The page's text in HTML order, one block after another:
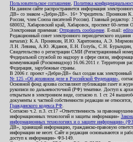
Пользовательское соглашение Политика
На данном сайте распространяется информация
ДВ» со знаком «Дебри-ДВ». 16+ Учредитель: Пронякин
России, член Союза писателей России). Главный
680032, Хабаровский край, Хабаровск, проспект 60-летия
Электронная приемная: Отправить сообщение . E-mail:
Редакционный совет электронного периодического
началах): К.А. Пронякин, И.Ю. Харитонова, А.Э.
Л.Н. Левина, А.Ю. Жданов, Е.Н. Голубь, С.Н.
Свидетельство о регистрации СМИ (Регистрационный
Федеральной службой по надзору в сфере связи,
коммуникаций (Роскомнадзор) 16.06.2011 г. Территория
Федерация, зарубежные страны.
В 2006 г. проект «Дебри-ДВ» был создан как электронный
№ 125 «Об архивном деле в Российской Федерации» ,
Основной фонд архива составляют публикации газет и
рукописи по дальневосточной (РФ) тематике. Доступ к
открытым в электронном виде, согласно п. 1 ст. 24
документы к частной собственности редакции не
Гражданского кодекса РФ
Согласно ч.2. п.3. ст.17 «Ответственность за
информационных технологий и защиты информации»
информационных технологиях и о защите информации»
ДВ», хранящий информацию, гражданско-правовую
информации не несет. Сайт и редакция основываются и
доступ к информации» ФЗ-149.